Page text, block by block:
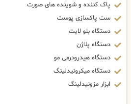
پاک کننده و شوینده های صورت
ست پاکسازی پوست
دستگاه بلو لایت
دستگاه پلاژن
دستگاه هیدرودرمی مو
دستگاه میکرونیدلینگ
ابزار مزونیدلینگ